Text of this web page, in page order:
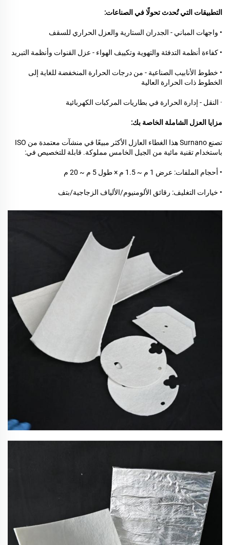
التطبيقات التي تُحدث تحولًا في الصناعات:
• واجهات المباني - الجدران الستارية والعزل الحراري للسقف
• كفاءة أنظمة التدفئة والتهوية وتكييف الهواء - عزل القنوات وأنظمة التبريد
• خطوط الأنابيب الصناعية - من درجات الحرارة المنخفضة للغاية إلى
الخطوط ذات الحرارة العالية
· النقل - إدارة الحرارة في بطاريات المركبات الكهربائية
مزايا العزل الشاملة الخاصة بك:
تصنع Surnano هذا الغطاء العازل الأكثر مبيعًا في منشآت معتمدة من ISO
باستخدام تقنية مائية من الجيل الخامس مملوكة. قابلة للتخصيص في:
• أحجام الملفات: عرض 1 م ~ 1.5 م × طول 5 م ~ 20 م
• خيارات التغليف: رقائق الألومنيوم/الألياف الزجاجية/بتف